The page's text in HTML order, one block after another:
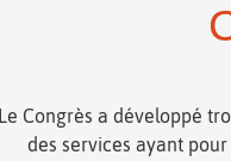
Le Congrès a développé
des services ayant